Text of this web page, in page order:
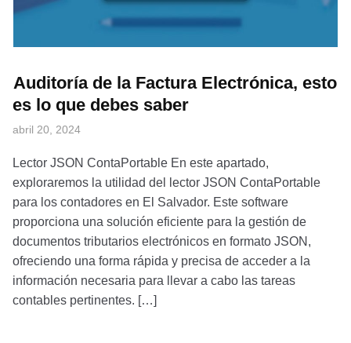
Auditoría de la Factura Electrónica, esto
es lo que debes saber
abril 20, 2024
Lector JSON ContaPortable En este apartado,
exploraremos la utilidad del lector JSON ContaPortable
para los contadores en El Salvador. Este software
proporciona una solución eficiente para la gestión de
documentos tributarios electrónicos en formato JSON,
ofreciendo una forma rápida y precisa de acceder a la
información necesaria para llevar a cabo las tareas
contables pertinentes. […]